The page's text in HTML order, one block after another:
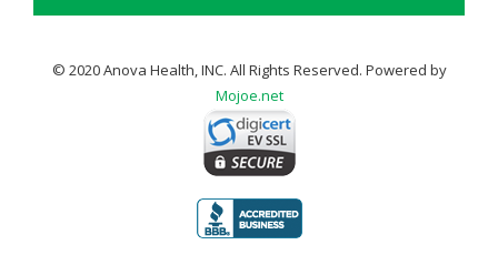
© 2020 Anova Health, INC. All Rights Reserved. Powered by
Mojoe.net